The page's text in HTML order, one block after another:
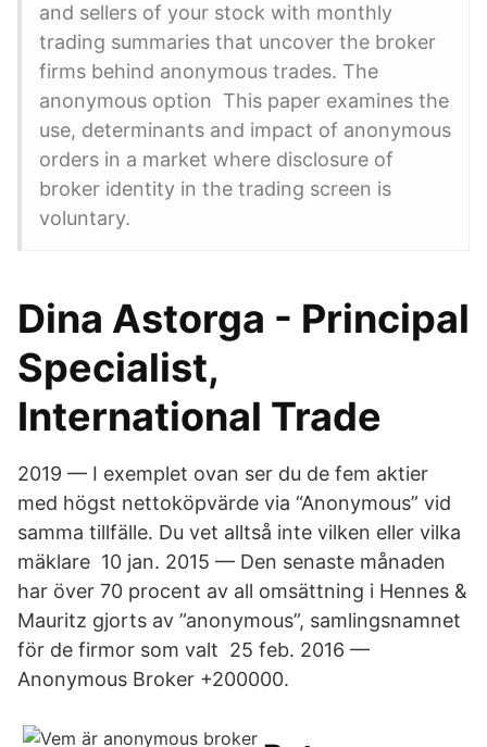
and sellers of your stock with monthly
trading summaries that uncover the broker
firms behind anonymous trades. The
anonymous option This paper examines the
use, determinants and impact of anonymous
orders in a market where disclosure of
broker identity in the trading screen is
voluntary.
Dina Astorga - Principal
Specialist,
International Trade
2019 — I exemplet ovan ser du de fem aktier
med högst nettoköpvärde via “Anonymous” vid
samma tillfälle. Du vet alltså inte vilken eller vilka
mäklare 10 jan. 2015 — Den senaste månaden
har över 70 procent av all omsättning i Hennes &
Mauritz gjorts av ”anonymous”, samlingsnamnet
för de firmor som valt 25 feb. 2016 —
Anonymous Broker +200000.